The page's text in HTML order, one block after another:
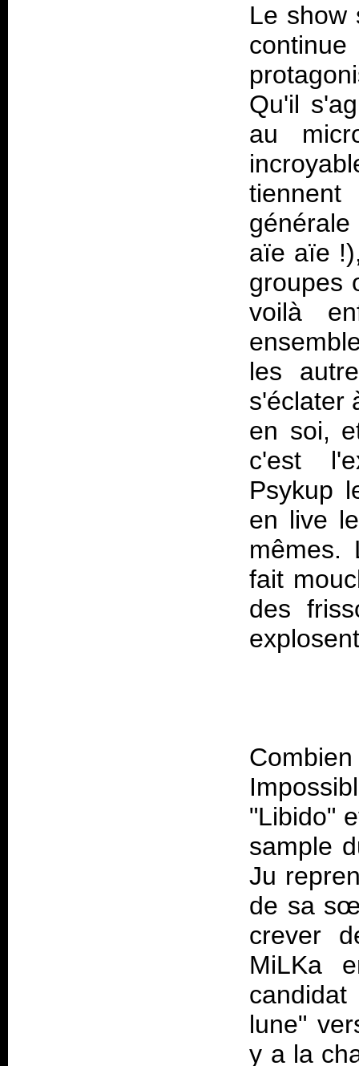
Le show
Qu'il
au
aïe aïe
groupes
voilà
les
s'éclater
en soi,
c'est
Psykup
en live
mêmes.
fait
des
"Libido"
sample
Ju
de sa
crever
MiLKa
lune"
y a la